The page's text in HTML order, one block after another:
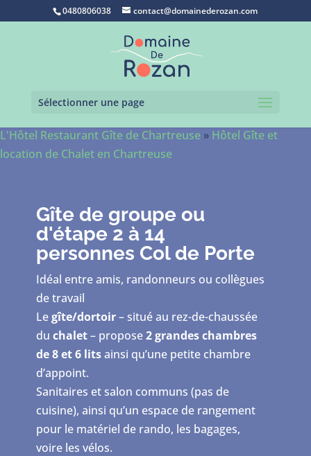
0480806038 contact@domainederozan.com
Sélectionner une page
L'Hôtel Restaurant Gîte de Chartreuse » Hôtel Gîte et
location de Chalet en Chartreuse
Gîte de groupe ou
d'étape 2 à 14
personnes Col de Porte
Idéal entre amis, randonneurs ou collègues
de travail
Legîte/dortoir– situé au rez-de-chaussée
du chalet– propose2 grandes chambres
de 8 et 6 litsainsi qu’une petite chambre
d’appoint.
Sanitaires et salon communs (pas de
cuisine), ainsi qu’un espace de rangement
pour le matériel de rando, les bagages,
voire les vélos.